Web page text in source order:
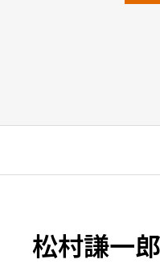
松村謙一